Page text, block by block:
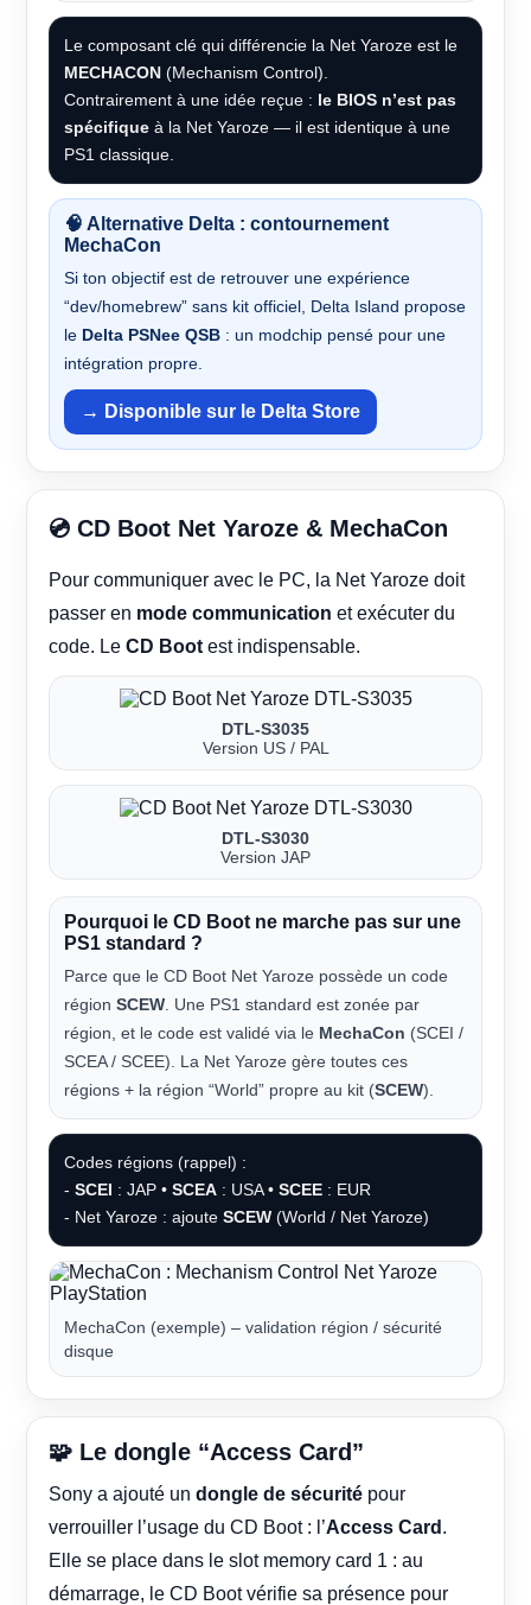
Le composant clé qui différencie la Net Yaroze est le
MECHACON (Mechanism Control).
Contrairement à une idée reçue : le BIOS n’est pas
spécifique à la Net Yaroze — il est identique à une
PS1 classique.
🧠 Alternative Delta : contournement
MechaCon
Si ton objectif est de retrouver une expérience
“dev/homebrew” sans kit officiel, Delta Island propose
le Delta PSNee QSB : un modchip pensé pour une
intégration propre.
→ Disponible sur le Delta Store
💿 CD Boot Net Yaroze & MechaCon
Pour communiquer avec le PC, la Net Yaroze doit
passer en mode communication et exécuter du
code. Le CD Boot est indispensable.
DTL-S3035
Version US / PAL
DTL-S3030
Version JAP
Pourquoi le CD Boot ne marche pas sur une
PS1 standard ?
Parce que le CD Boot Net Yaroze possède un code
région SCEW . Une PS1 standard est zonée par
région, et le code est validé via le MechaCon (SCEI /
SCEA / SCEE). La Net Yaroze gère toutes ces
régions + la région “World” propre au kit (SCEW).
Codes régions (rappel) :
- SCEI : JAP • SCEA : USA • SCEE : EUR
- Net Yaroze : ajoute SCEW (World / Net Yaroze)
MechaCon (exemple) – validation région / sécurité
disque
🧩 Le dongle “Access Card”
Sony a ajouté un dongle de sécurité pour
verrouiller l’usage du CD Boot : l’Access Card .
Elle se place dans le slot memory card 1 : au
démarrage, le CD Boot vérifie sa présence pour